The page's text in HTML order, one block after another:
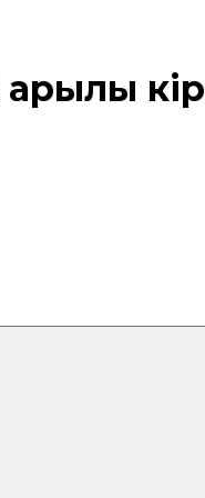
арқылы